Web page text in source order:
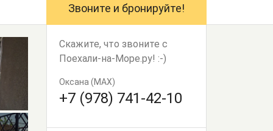
Звоните и бронируйте!
Скажите, что звоните с
Поехали-на-Море.ру! :-)
Оксана (MAX)
+7 (978) 741-42-10